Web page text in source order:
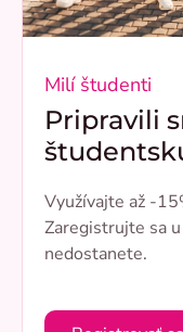
Milí študenti
Pripravili
Využívajte až -
Zaregistrujte sa
nedostanete.